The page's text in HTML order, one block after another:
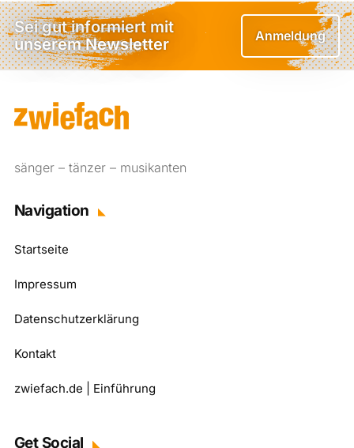
Sei gut informiert mit
unserem Newsletter
Anmeldung
sänger – tänzer – musikanten
Navigation
Startseite
Impressum
Datenschutzerklärung
Kontakt
zwiefach.de | Einführung
Get Social